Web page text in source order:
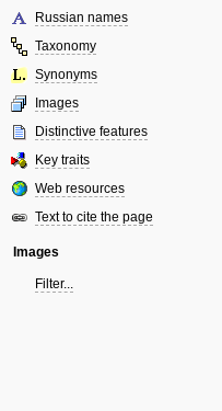
Russian names
Taxonomy
Synonyms
Images
Distinctive features
Key traits
Web resources
Text to cite the page
Images
Filter...